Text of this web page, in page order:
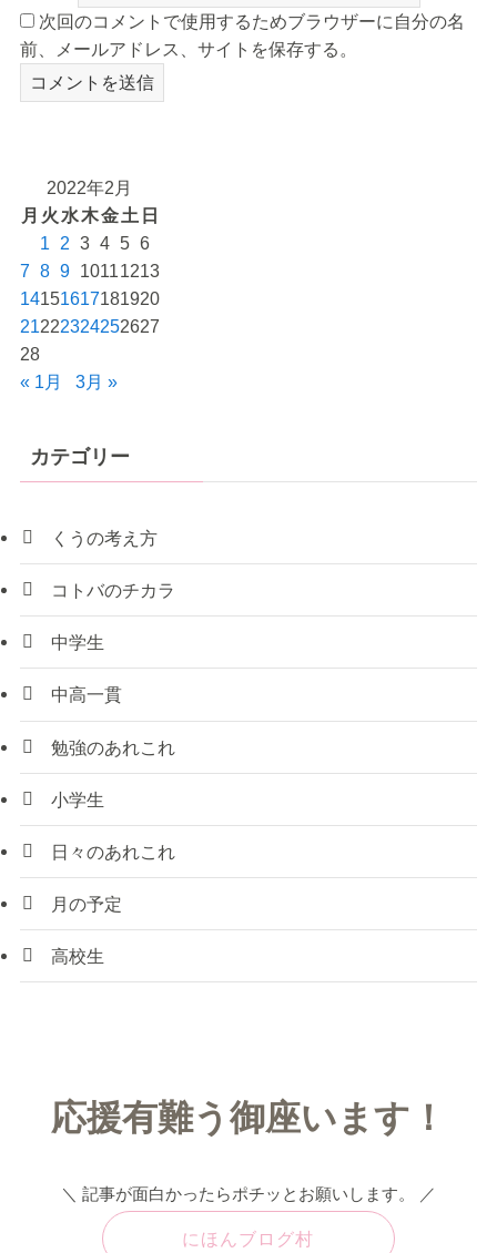
次回のコメントで使用するためブラウザーに自分の名
前、メールアドレス、サイトを保存する。
2022年2月
月 火 水木金土 日
1
2 3 4 5 6
7 8 9 10111213
14151617181920
21222324252627
28
« 1月
3月 »
カテゴリー
くうの考え方
コトバのチカラ
中学生
中高一貫
勉強のあれこれ
小学生
日々のあれこれ
月の予定
高校生
応援有難う御座います！
＼ 記事が面白かったらポチッとお願いします。 ／
にほんブログ村